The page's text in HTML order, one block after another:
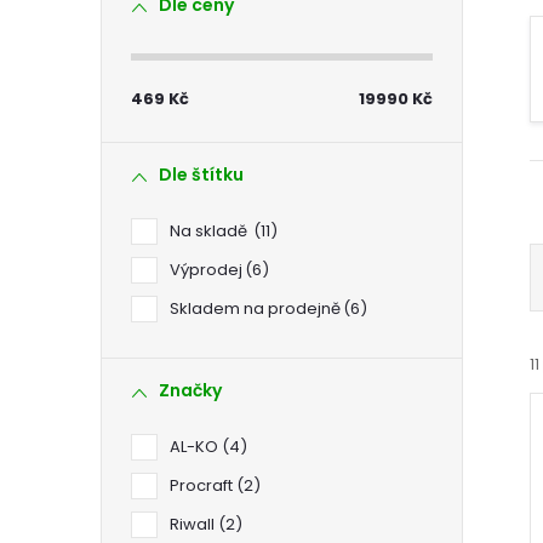
Dle ceny
469 Kč 19990 Kč
Dle štítku
Na skladě 11
Výprodej 6
Skladem na prodejně 6
Značky
AL-KO 4
Procraft 2
Riwall 2
11